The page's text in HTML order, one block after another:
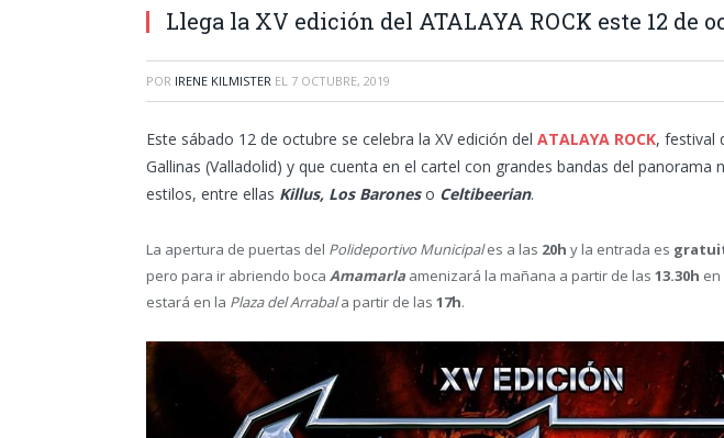
Llega la XV edición del ATALAYA ROCK este 12 de
POR IRENE KILMISTER EL 7 OCTUBRE, 2019
Este sábado 12 de octubre se celebra la XV edición del ATALAYA ROCK, festival
Gallinas (Valladolid) y que cuenta en el cartel con grandes bandas del panorama
estilos, entre ellas Killus, Los Baroneso Celtibeerian.
La apertura de puertas del Polideportivo Municipales a las 20h y la entrada es
pero para ir abriendo boca Amamarla amenizará la mañana a partir de las 13.30h en
estará en la Plaza del Arrabala partir de las 17h.